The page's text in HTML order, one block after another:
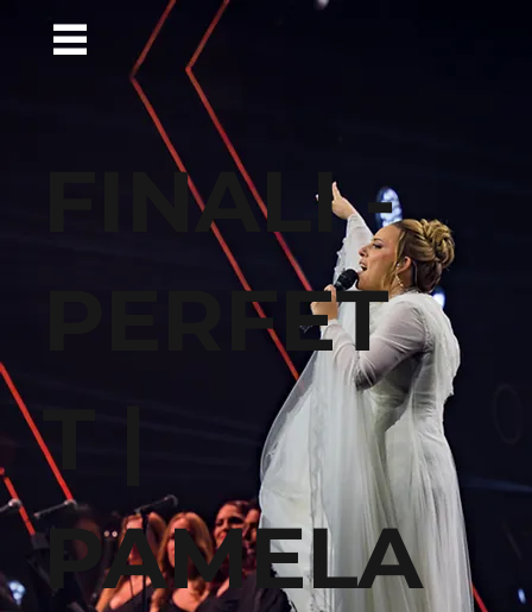
FINALI -
PERFET
T |
PAMELA